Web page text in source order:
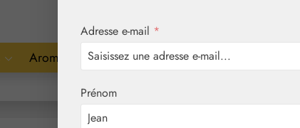
Aromathérapie Végétal Nutrition
✿
Adresse e-mail *
Prénom